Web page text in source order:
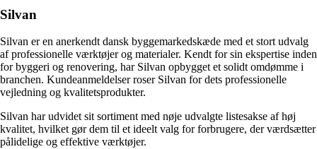
Silvan
Silvan er en anerkendt dansk byggemarkedskæde med et stort udvalg
af professionelle værktøjer og materialer. Kendt for sin ekspertise inden
for byggeri og renovering, har Silvan opbygget et solidt omdømme i
branchen. Kundeanmeldelser roser Silvan for dets professionelle
vejledning og kvalitetsprodukter.
Silvan har udvidet sit sortiment med nøje udvalgte listesakse af høj
kvalitet, hvilket gør dem til et ideelt valg for forbrugere, der værdsætter
pålidelige og effektive værktøjer.